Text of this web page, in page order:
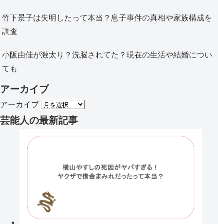
竹下景子は失明したって本当？息子事件の真相や家族構成を
調査
小阪由佳が激太り？洗脳されてた？現在の生活や結婚につい
ても
アーカイブ
アーカイブ
芸能人の最新記事